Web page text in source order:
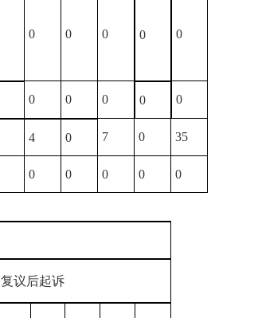
0 0 0 0 0
0 0 0 0 0
4 0 7 0 35
0 0 0 0 0
复议后起诉